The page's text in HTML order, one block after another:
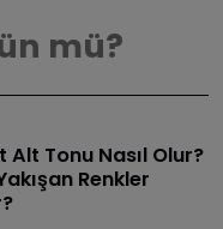
mü?
Alt Tonu Nasıl Olur?
Renkler